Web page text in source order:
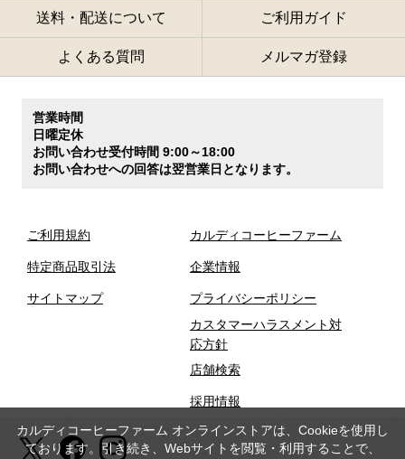
送料・配送について ご利用ガイド
よくある質問 メルマガ登録
営業時間
日曜定休
お問い合わせ受付時間 9:00～18:00
お問い合わせへの回答は翌営業日となります。
ご利用規約
特定商品取引法
サイトマップ
カルディコーヒーファーム
企業情報
プライバシーポリシー
カスタマーハラスメント対
応方針
店舗検索
採用情報
カルディコーヒーファーム オンラインストアは、Cookieを使用し
ております。引き続き、Webサイトを閲覧・利用することで、